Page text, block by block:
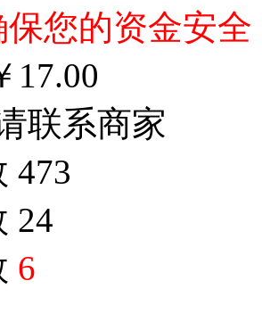
您的资金安
17.00
联系商家
473
24
6